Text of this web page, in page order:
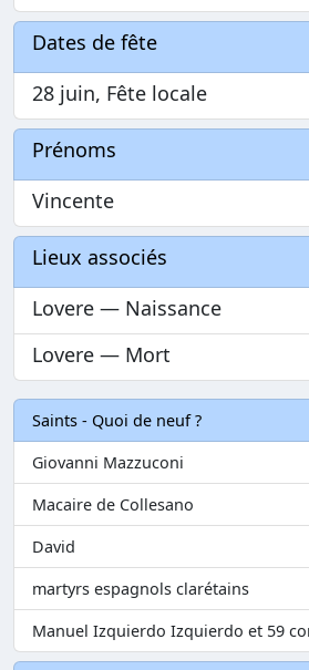
Dates de fête
28 juin, Fête locale
Prénoms
Vincente
Lieux associés
Lovere — Naissance
Lovere — Mort
Saints - Quoi de neuf ?
Giovanni Mazzuconi
Macaire de Collesano
David
martyrs espagnols clarétains
Manuel Izquierdo Izquierdo et 59